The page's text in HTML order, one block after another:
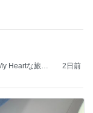
Heartな旅日
2日前